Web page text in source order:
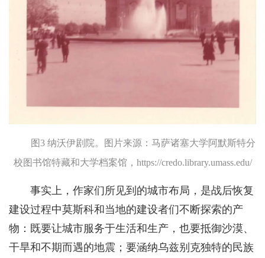
图3 纳沃伊剧院。图片来源：马萨诸塞大学阿默斯特分
校图书馆特藏和大学档案馆，https://credo.library.umass.edu/
事实上，作家们所见到的城市布局，是战后恢复
建设过程中莫斯科和当地的建设者们不断探索的产
物：既要让城市服务于生活和生产，也要抵御沙漠、
干旱和不期而遇的地震；要涵纳乌兹别克独特的民族